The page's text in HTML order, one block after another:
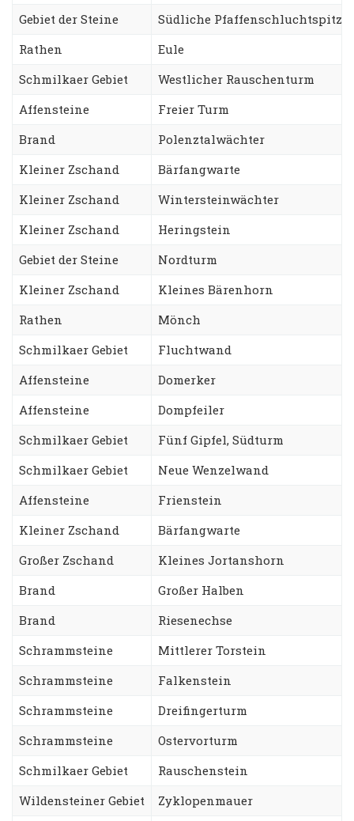
Gebiet der Steine
Südliche Pfaffenschluchtspitze
Rathen
Eule
Schmilkaer Gebiet
Westlicher Rauschenturm
Affensteine
Freier Turm
Brand
Polenztalwächter
Kleiner Zschand
Bärfangwarte
Kleiner Zschand
Wintersteinwächter
Kleiner Zschand
Heringstein
Gebiet der Steine
Nordturm
Kleiner Zschand
Kleines Bärenhorn
Rathen
Mönch
Schmilkaer Gebiet
Fluchtwand
Affensteine
Domerker
Affensteine
Dompfeiler
Schmilkaer Gebiet
Fünf Gipfel, Südturm
Schmilkaer Gebiet
Neue Wenzelwand
Affensteine
Frienstein
Kleiner Zschand
Bärfangwarte
Großer Zschand
Kleines Jortanshorn
Brand
Großer Halben
Brand
Riesenechse
Schrammsteine
Mittlerer Torstein
Schrammsteine
Falkenstein
Schrammsteine
Dreifingerturm
Schrammsteine
Ostervorturm
Schmilkaer Gebiet
Rauschenstein
Wildensteiner Gebiet
Zyklopenmauer